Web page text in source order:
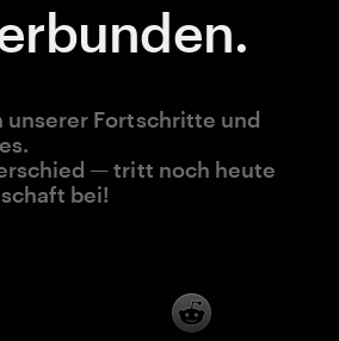
unserer Fortschritte und
— tritt noch heute
bei!